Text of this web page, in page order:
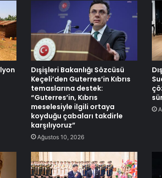
Dışişleri Bakanlığı Sözcüsü
Keçeli’den Guterres’in Kıbrıs
temaslarına destek:
“Guterres’in, Kıbrıs
meselesiyle ilgili ortaya
koyduğu çabaları takdirle
karşılıyoruz”
Ağustos 10, 2026